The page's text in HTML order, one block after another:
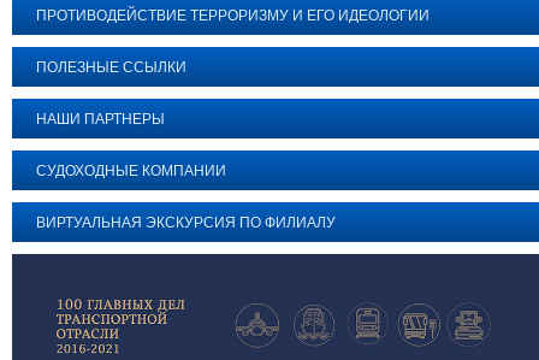
ПРОТИВОДЕЙСТВИЕ ТЕРРОРИЗМУ И ЕГО ИДЕОЛОГИИ
ПОЛЕЗНЫЕ ССЫЛКИ
НАШИ ПАРТНЕРЫ
СУДОХОДНЫЕ КОМПАНИИ
ВИРТУАЛЬНАЯ ЭКСКУРСИЯ ПО ФИЛИАЛУ